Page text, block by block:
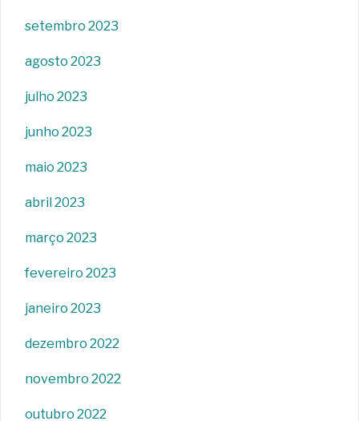
setembro 2023
agosto 2023
julho 2023
junho 2023
maio 2023
abril 2023
março 2023
fevereiro 2023
janeiro 2023
dezembro 2022
novembro 2022
outubro 2022